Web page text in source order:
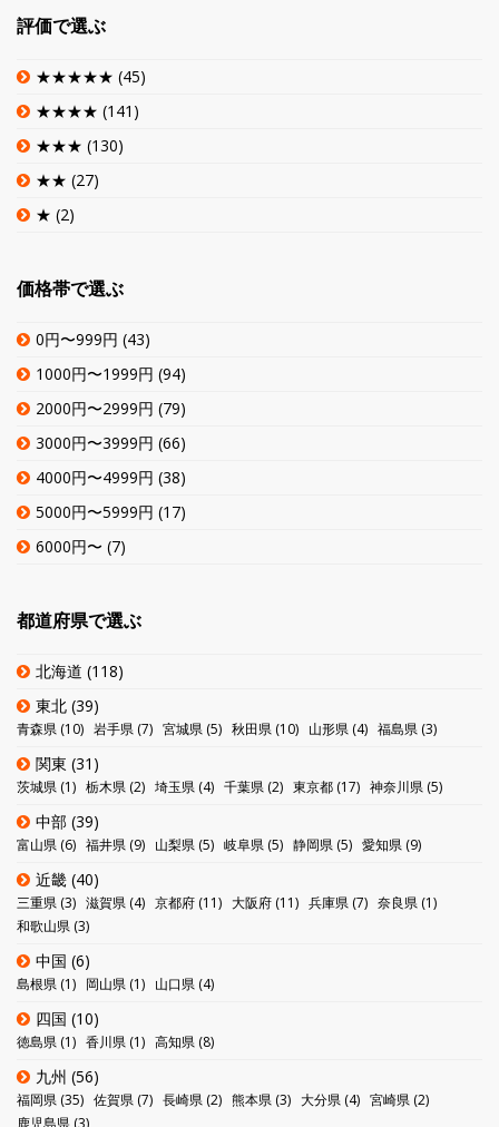
評価で選ぶ
★★★★★ (45)
★★★★ (141)
★★★ (130)
★★ (27)
★ (2)
価格帯で選ぶ
0円〜999円 (43)
1000円〜1999円 (94)
2000円〜2999円 (79)
3000円〜3999円 (66)
4000円〜4999円 (38)
5000円〜5999円 (17)
6000円〜 (7)
都道府県で選ぶ
北海道 (118)
東北 (39)
青森県 (10) 岩手県 (7) 宮城県 (5) 秋田県 (10) 山形県 (4) 福島県 (3)
関東 (31)
茨城県 (1) 栃木県 (2) 埼玉県 (4) 千葉県 (2) 東京都 (17) 神奈川県 (5)
中部 (39)
富山県 (6) 福井県 (9) 山梨県 (5) 岐阜県 (5) 静岡県 (5) 愛知県 (9)
近畿 (40)
三重県 (3) 滋賀県 (4) 京都府 (11) 大阪府 (11) 兵庫県 (7) 奈良県 (1)
和歌山県 (3)
中国 (6)
島根県 (1) 岡山県 (1) 山口県 (4)
四国 (10)
徳島県 (1) 香川県 (1) 高知県 (8)
九州 (56)
福岡県 (35) 佐賀県 (7) 長崎県 (2) 熊本県 (3) 大分県 (4) 宮崎県 (2)
鹿児島県 (3)